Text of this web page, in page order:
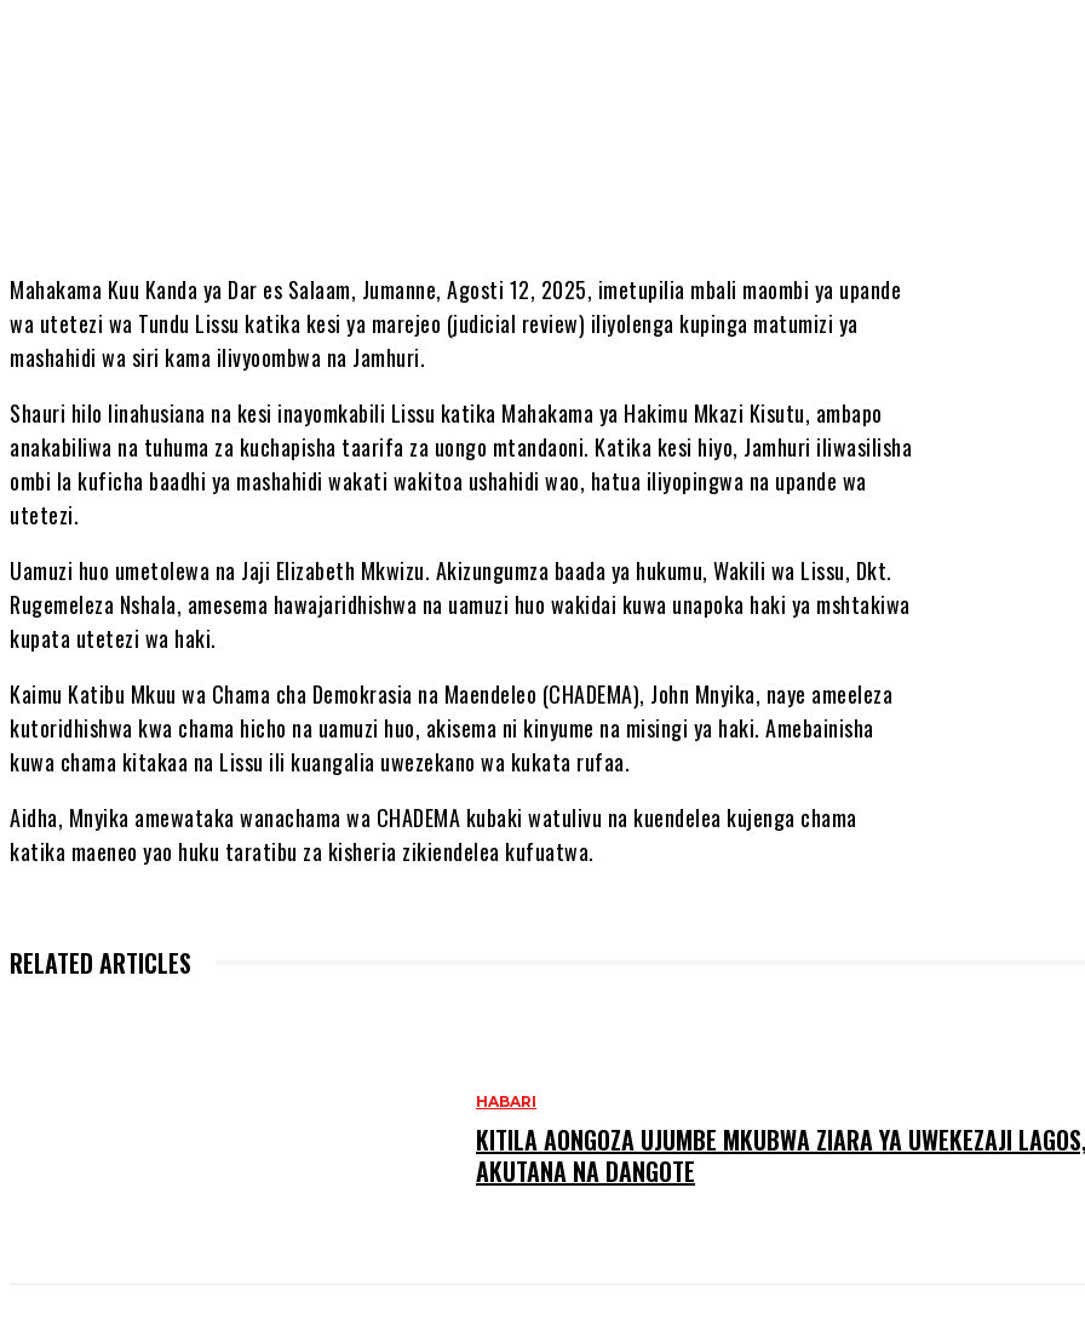
Mahakama Kuu Kanda ya Dar es Salaam, Jumanne, Agosti 12, 2025, imetupilia mbali maombi ya upande
wa utetezi wa Tundu Lissu katika kesi ya marejeo (judicial review) iliyolenga kupinga matumizi ya
mashahidi wa siri kama ilivyoombwa na Jamhuri.
Shauri hilo linahusiana na kesi inayomkabili Lissu katika Mahakama ya Hakimu Mkazi Kisutu, ambapo
anakabiliwa na tuhuma za kuchapisha taarifa za uongo mtandaoni. Katika kesi hiyo, Jamhuri iliwasilisha
ombi la kuficha baadhi ya mashahidi wakati wakitoa ushahidi wao, hatua iliyopingwa na upande wa
utetezi.
Uamuzi huo umetolewa na Jaji Elizabeth Mkwizu. Akizungumza baada ya hukumu, Wakili wa Lissu, Dkt.
Rugemeleza Nshala, amesema hawajaridhishwa na uamuzi huo wakidai kuwa unapoka haki ya mshtakiwa
kupata utetezi wa haki.
Kaimu Katibu Mkuu wa Chama cha Demokrasia na Maendeleo (CHADEMA), John Mnyika, naye ameeleza
kutoridhishwa kwa chama hicho na uamuzi huo, akisema ni kinyume na misingi ya haki. Amebainisha
kuwa chama kitakaa na Lissu ili kuangalia uwezekano wa kukata rufaa.
Aidha, Mnyika amewataka wanachama wa CHADEMA kubaki watulivu na kuendelea kujenga chama
katika maeneo yao huku taratibu za kisheria zikiendelea kufuatwa.
RELATED ARTICLES
HABARI
KITILA AONGOZA UJUMBE MKUBWA ZIARA YA UWEKEZAJI
AKUTANA NA DANGOTE